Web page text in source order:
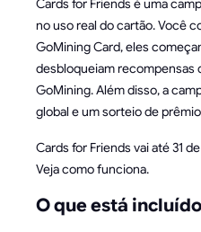
Cards for Friends é uma
no uso real do cartão. Você
GoMining Card, eles
desbloqueiam recompensas
GoMining. Além disso, a
global e um sorteio de
Cards for Friends vai até 31
Veja como funciona.
O que está